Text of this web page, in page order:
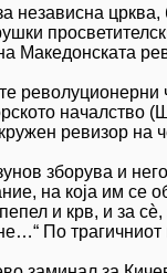
независна
Македонската
началство
ревизор
зборува и
на која им се
и крв, и за
По трагичниот